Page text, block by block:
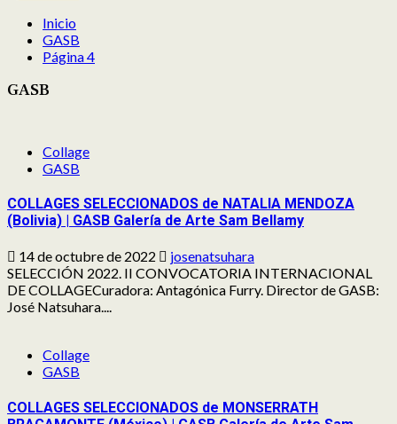
Inicio
GASB
Página 4
GASB
Collage
GASB
COLLAGES SELECCIONADOS de NATALIA MENDOZA
(Bolivia) | GASB Galería de Arte Sam Bellamy
14 de octubre de 2022
josenatsuhara
SELECCIÓN 2022. II CONVOCATORIA INTERNACIONAL
DE COLLAGECuradora: Antagónica Furry. Director de GASB:
José Natsuhara....
Collage
GASB
COLLAGES SELECCIONADOS de MONSERRATH